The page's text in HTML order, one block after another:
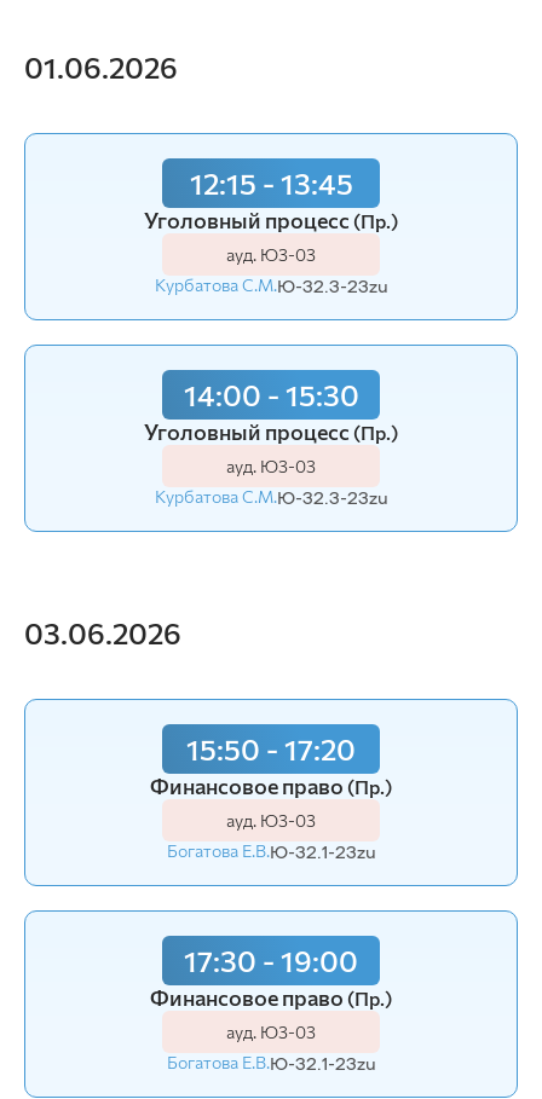
01.06.2026
12:15 - 13:45
Уголовный процесс (Пр.)
ауд. Ю3-03
Курбатова С.М.Ю-32.3-23zu
14:00 - 15:30
Уголовный процесс (Пр.)
ауд. Ю3-03
Курбатова С.М.Ю-32.3-23zu
03.06.2026
15:50 - 17:20
Финансовое право (Пр.)
ауд. Ю3-03
Богатова Е.В.Ю-32.1-23zu
17:30 - 19:00
Финансовое право (Пр.)
ауд. Ю3-03
Богатова Е.В.Ю-32.1-23zu